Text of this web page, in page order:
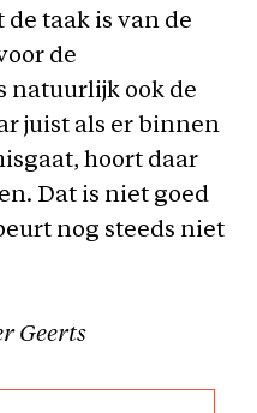
taak is van de
de
natuurlijk ook de
juist als er binnen
hoort daar
Dat is niet goed
nog steeds niet
Geerts